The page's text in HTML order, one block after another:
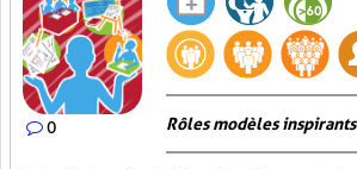
0 Rôles modèles inspirants